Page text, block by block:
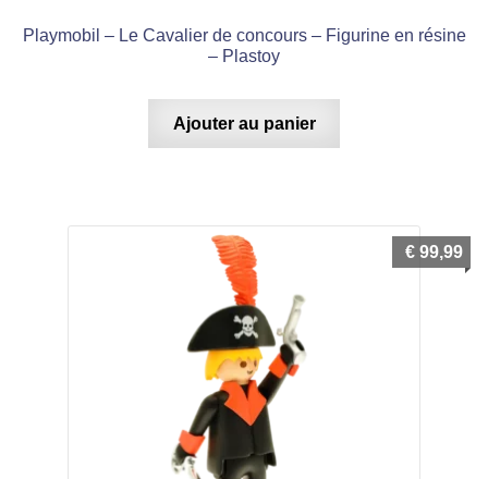
Playmobil – Le Cavalier de concours – Figurine en résine
– Plastoy
Ajouter au panier
€ 99,99